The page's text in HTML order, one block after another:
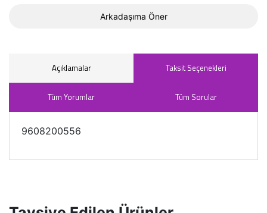
Arkadaşıma Öner
Açıklamalar Taksit Seçenekleri
Tüm Yorumlar Tüm Sorular
9608200556